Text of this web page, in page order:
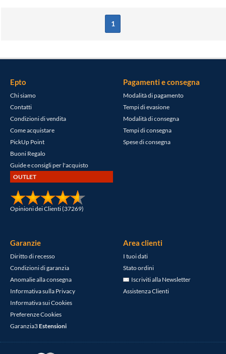
1
Epto
Chi siamo
Contatti
Condizioni di vendita
Come acquistare
PickUp Point
Buoni Regalo
Guide e consigli per l'acquisto
OUTLET
Opinioni dei Clienti (37269)
Pagamenti e consegna
Modalità di pagamento
Tempi di evasione
Modalità di consegna
Tempi di consegna
Spese di consegna
Garanzie
Diritto di recesso
Condizioni di garanzia
Anomalie alla consegna
Informativa sulla Privacy
Informativa sui Cookies
Preferenze Cookies
Garanzia3Estensioni
Area clienti
I tuoi dati
Stato ordini
Iscriviti alla Newsletter
Assistenza Clienti